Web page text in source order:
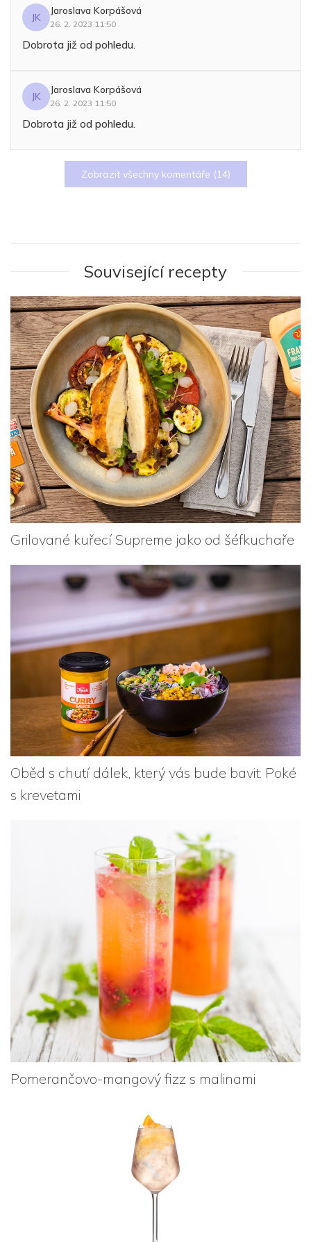
JK
Jaroslava Korpášová
26. 2. 2023 11:50
Dobrota již od pohledu.
JK
Jaroslava Korpášová
26. 2. 2023 11:50
Dobrota již od pohledu.
Zobrazit všechny komentáře (14)
Související recepty
Grilované kuřecí Supreme jako od šéfkuchaře
Oběd s chutí dálek, který vás bude bavit: Poké
s krevetami
Pomerančovo-mangový fizz s malinami